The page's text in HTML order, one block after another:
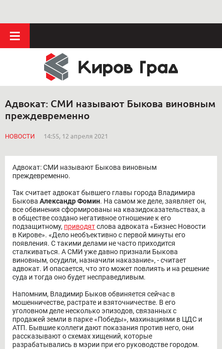
Адвокат: СМИ называют Быкова виновным
преждевременно
НОВОСТИ 14:55, 12 апреля 2021
Адвокат: СМИ называют Быкова виновным
преждевременно.
Так считает адвокат бывшего главы города Владимира
Быкова Александр Фомин. На самом же деле, заявляет он,
все обвинения сформированы на квазидоказательствах, а
в обществе создано негативное отношение к его
подзащитному, приводятслова адвоката «Бизнес Новости
в Кирове». «Дело необъективно с первой минуты его
появления. С такими делами не часто приходится
сталкиваться. А СМИ уже давно признали Быкова
виновным, осудили, назначили наказание», - считает
адвокат. И опасается, что это может повлиять и на решение
суда и тогда оно будет несправедливым.
Напомним, Владимир Быков обвиняется сейчас в
мошенничестве, растрате и взяточничестве. В его
уголовном деле несколько эпизодов, связанных с
продажей земли в парке «Победы», махинациями в ЦДС и
АТП. Бывшие коллеги дают показания против него, они
рассказывают о схемах хищений, которые
разрабатывались в мэрии при его руководстве городом.